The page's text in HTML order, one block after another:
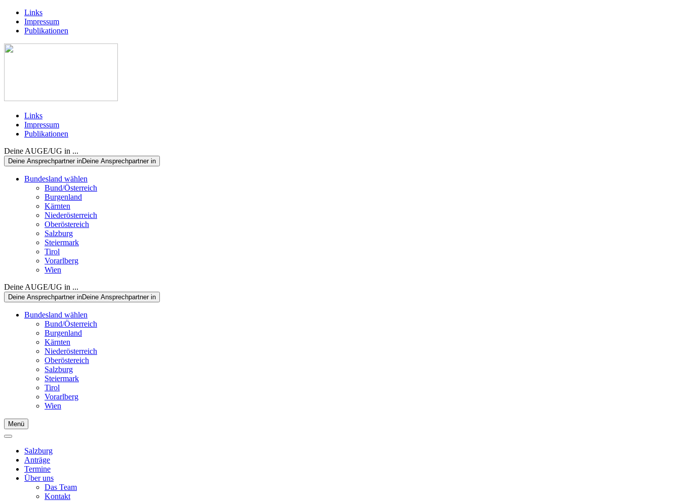
Links
Impressum
Publikationen
Links
Impressum
Publikationen
Deine AUGE/UG in ...
Deine Ansprechpartner inDeine Ansprechpartner in
Bundesland wählen
Bund/Österreich
Burgenland
Kärnten
Niederösterreich
Oberöstereich
Salzburg
Steiermark
Tirol
Vorarlberg
Wien
Deine AUGE/UG in ...
Deine Ansprechpartner inDeine Ansprechpartner in
Bundesland wählen
Bund/Österreich
Burgenland
Kärnten
Niederösterreich
Oberöstereich
Salzburg
Steiermark
Tirol
Vorarlberg
Wien
Menü
Salzburg
Anträge
Termine
Über uns
Das Team
Kontakt